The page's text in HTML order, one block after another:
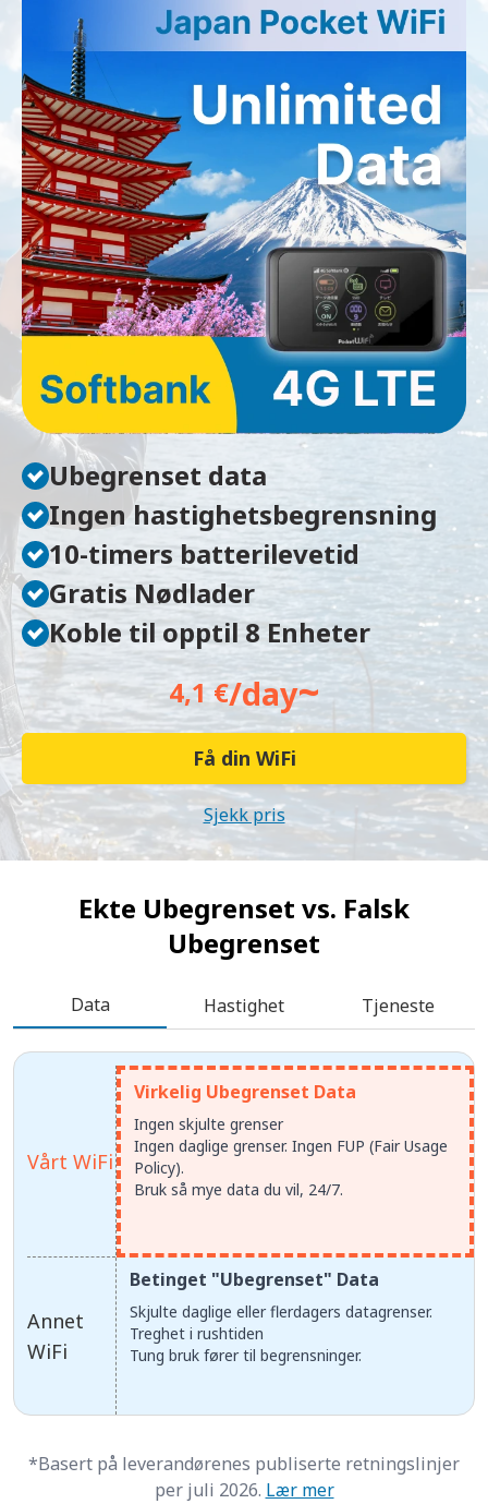
Ubegrenset data
Ingen hastighetsbegrensning
10-timers batterilevetid
Gratis Nødlader
Koble til opptil 8 Enheter
4,1 €/day~
Få din WiFi
Sjekk pris
Ekte Ubegrenset vs. Falsk
Ubegrenset
Data Hastighet Tjeneste
Vårt WiFi
Annet
WiFi
Virkelig Ubegrenset Data
Ingen skjulte grenser
Ingen daglige grenser. Ingen FUP (Fair Usage
Policy).
Bruk så mye data du vil, 24/7.
Betinget "Ubegrenset" Data
Skjulte daglige eller flerdagers datagrenser.
Treghet i rushtiden
Tung bruk fører til begrensninger.
*Basert på leverandørenes publiserte retningslinjer
per juli 2026. Lær mer